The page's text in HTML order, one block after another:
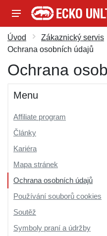
Úvod
Zákaznický servis
Ochrana osobních údajů
Ochrana
Menu
Affiliate program
Články
Kariéra
Mapa stránek
Ochrana osobních údajů
Používání souborů cookies
Soutěž
Symboly praní a údržby